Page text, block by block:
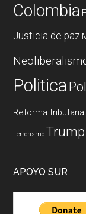
Colombia
Justicia de paz
Politica
Reforma tributaria
Terrorismo Trump
APOYO SUR